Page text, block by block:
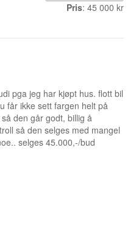
Pris: 45 000 kr
pga jeg har kjøpt hus. flott bil
får ikke sett fargen helt på
den går godt, billig å
så den selges med mangel
selges 45.000,-/bud